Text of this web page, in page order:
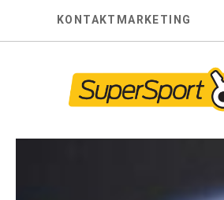
KONTAKT MARKETING